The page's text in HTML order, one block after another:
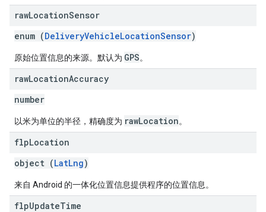
rawLocationSensor
enum (DeliveryVehicleLocationSensor)
原始位置信息的来源。默认为 GPS。
rawLocationAccuracy
number
以米为单位的半径，精确度为 rawLocation。
flpLocation
object (LatLng)
来自 Android 的一体化位置信息提供程序的位置信息。
flpUpdateTime